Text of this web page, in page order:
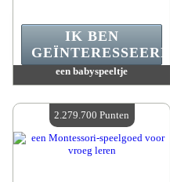
een babyspeeltje
Beschikbare hoeveelheid :4
IK BEN
GEÏNTERESSEERD.
2.279.700 Punten